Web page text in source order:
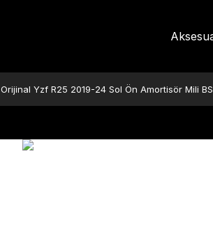
Orijinal Yzf R25 2019-24 Sol Ön Amortisör Mili